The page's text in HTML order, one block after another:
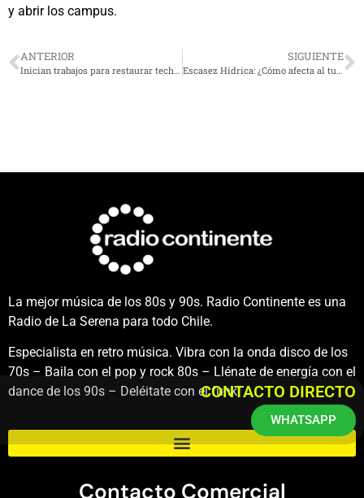
y abrir los campus.
ANTERIOR
Inician trabajos para restaurar techumbre del emblemático Liceo Gregorio Cordovez
SIGUIENTE
Escasez Hídrica: ¿Cómo afecta al turismo de la Región de Coquimbo?
La mejor música de los 80s y 90s. Radio Continente es una
Radio de La Serena para todo Chile.
Especialista en retro música. Vibra con la onda disco de los
70s – Baila con el pop y rock 80s – Llénate de energía con el
dance de los 90s – Deléitate con el funk.
Contacto Comercial
CONTACTO DIRECTO
WHATSAPP